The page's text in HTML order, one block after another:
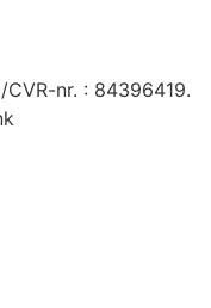
CVR-nr. : 84396419.